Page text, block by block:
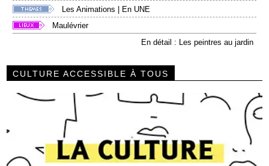
Les Animations | En UNE
Maulévrier
En détail : Les peintres au jardin
CULTURE ACCESSIBLE À TOUS